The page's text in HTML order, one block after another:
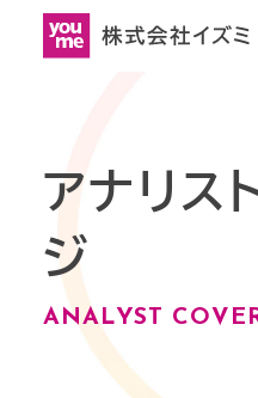
ティ ニュースリリース
お
会社情報トップ
会社概要
IR情報
サステナビリティ
アナリス
ジ
ANALYST